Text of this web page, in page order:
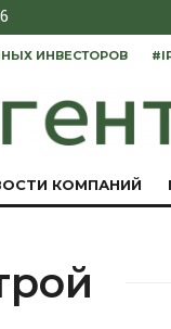
ИНВЕСТОРОВ
КОМПАНИЙ